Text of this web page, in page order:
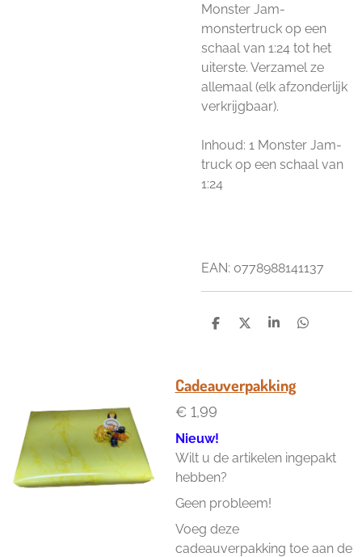
Monster Jam-
monstertruck op een
schaal van 1:24 tot het
uiterste. Verzamel ze
allemaal (elk afzonderlijk
verkrijgbaar).
Inhoud: 1 Monster Jam-
truck op een schaal van
1:24
EAN: 0778988141137
D
D
S
e
D
Cadeauverpakking
€ 1,99
Nieuw!
Wilt u de artikelen ingepakt
hebben?
Geen probleem!
Voeg deze
cadeauverpakking toe aan de